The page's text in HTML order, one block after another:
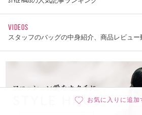
お気に入りに追加
VIDEOS
スタッフのバッグの中身紹介、商品レビュー